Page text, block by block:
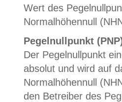
Wert des
Normalhöhennull
Pegelnullpunkt
Der Pegelnullpunkt
absolut und wird auf
Normalhöhennull
den Betreiber des